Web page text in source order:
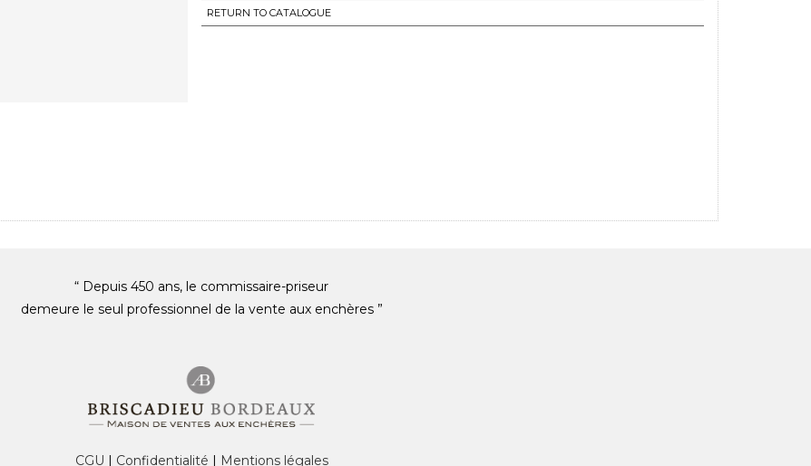
RETURN TO CATALOGUE
“ Depuis 450 ans, le commissaire-priseur
demeure le seul professionnel de la vente aux enchères ”
CGU | Confidentialité | Mentions légales